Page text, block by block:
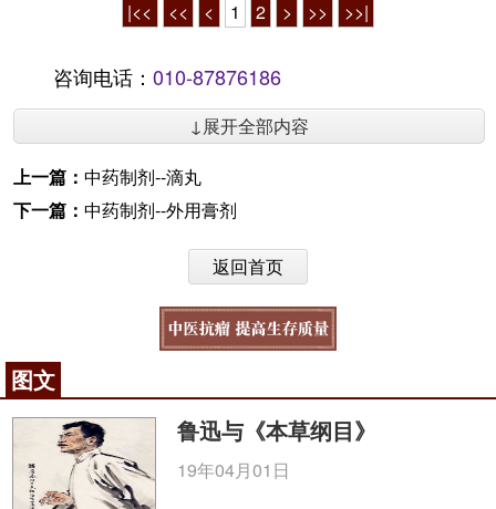
|<< << < 1 2 > >> >>|
咨询电话： 010-87876186
↓展开全部内容
上一篇： 中药制剂--滴丸
下一篇： 中药制剂--外用膏剂
返回首页
图文
鲁迅与《本草纲目》
19年04月01日